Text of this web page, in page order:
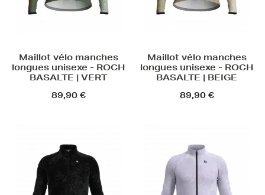
Maillot vélo manches
longues unisexe - ROCH
BASALTE | VERT
89,90 €
Maillot vélo manches
longues unisexe - ROCH
BASALTE | BEIGE
89,90 €